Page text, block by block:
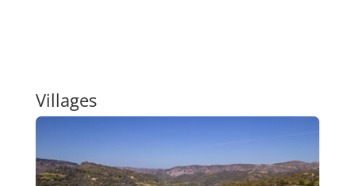
Villages